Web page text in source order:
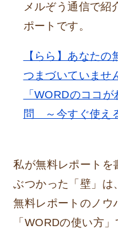
メルぞう通信で紹
ポートです。
【らら】あなた
つまづいていませ
「WORDのココ
問 ～今すぐ使え
私が無料レポートを
ぶつかった「壁」は、
無料レポートのノウ
「WORDの使い方」